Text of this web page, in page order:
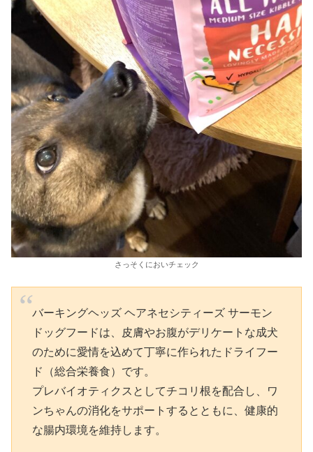
さっそくにおいチェック
バーキングヘッズ ヘアネセシティーズ サーモン
ドッグフードは、皮膚やお腹がデリケートな成犬
のために愛情を込めて丁寧に作られたドライフー
ド（総合栄養食）です。
プレバイオティクスとしてチコリ根を配合し、ワ
ンちゃんの消化をサポートするとともに、健康的
な腸内環境を維持します。